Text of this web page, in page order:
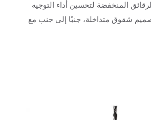
المنخفضة لتحسين أداء التوجيه
شقوق متداخلة، جنبًا إلى جنب مع